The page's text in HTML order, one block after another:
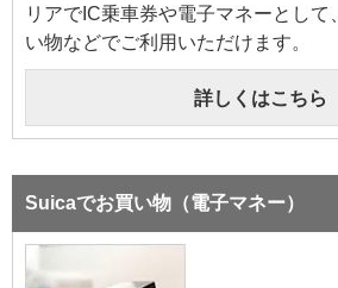
リアでIC乗車券や電子マネーとして
い物などでご利用いただけます。
詳しくはこちら
Suicaでお買い物（電子マネー）